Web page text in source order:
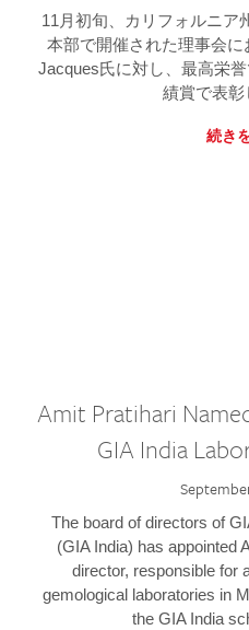
11月初旬、カリフォルニア
本部で開催された理事会
Jacques氏に対し、最高栄
績賞で表彰
続き
Amit Pratihari
GIA India
The board of directors of
(GIA India) has appointed
director, responsible for
gemological laboratories in
the GIA India